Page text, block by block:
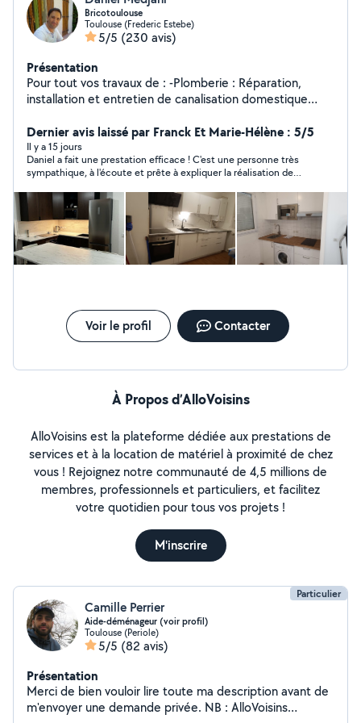
Bricotoulouse
Toulouse (Frederic Estebe)
5/5 (230 avis)
Présentation
Pour tout vos travaux de : -Plomberie : Réparation,
installation et entretien de canalisation domestique
dépannage des réseaux et équipements électriques
domestiques, pose chauffage, rénovation électrique. -
Menuiserie : Changer des serrures, changer des
crémones, changer des ensemble de béquille, changer
des barillet de porte(canon/cylindre), montage et
démontage de différents types de meubles (armoire,
meuble de cuisine, dressings...), aménagement de
cuisine.... -Petits travaux de maçonnerie. -Manutention. -
Installation d'antenne TV et satellite. -Solution de
des tringles à rideaux. -Peinture Devis gratuit. Je vous
propose un travail soigné
Dernier avis laissé par Franck Et Marie-Hélène : 5/5
Il y a 15 jours
Daniel a fait une prestation efficace ! C'est une personne très
sympathique, à l'écoute et prête à expliquer la réalisation de
et n'hésiterons pas à faire appel souvent à lui ! Bonne
continuation ! Marie-Hélène et Franck
Voir le profil Contacter
À Propos d’AlloVoisins
AlloVoisins est la plateforme dédiée aux prestations de
services et à la location de matériel à proximité de chez
vous ! Rejoignez notre communauté de 4,5 millions de
membres, professionnels et particuliers, et facilitez
votre quotidien pour tous vos projets !
M'inscrire
Particulier
Camille Perrier
Aide-déménageur (voir profil)
Toulouse (Periole)
5/5 (82 avis)
Présentation
Merci de bien vouloir lire toute ma description avant de
m'envoyer une demande privée. NB : AlloVoisins